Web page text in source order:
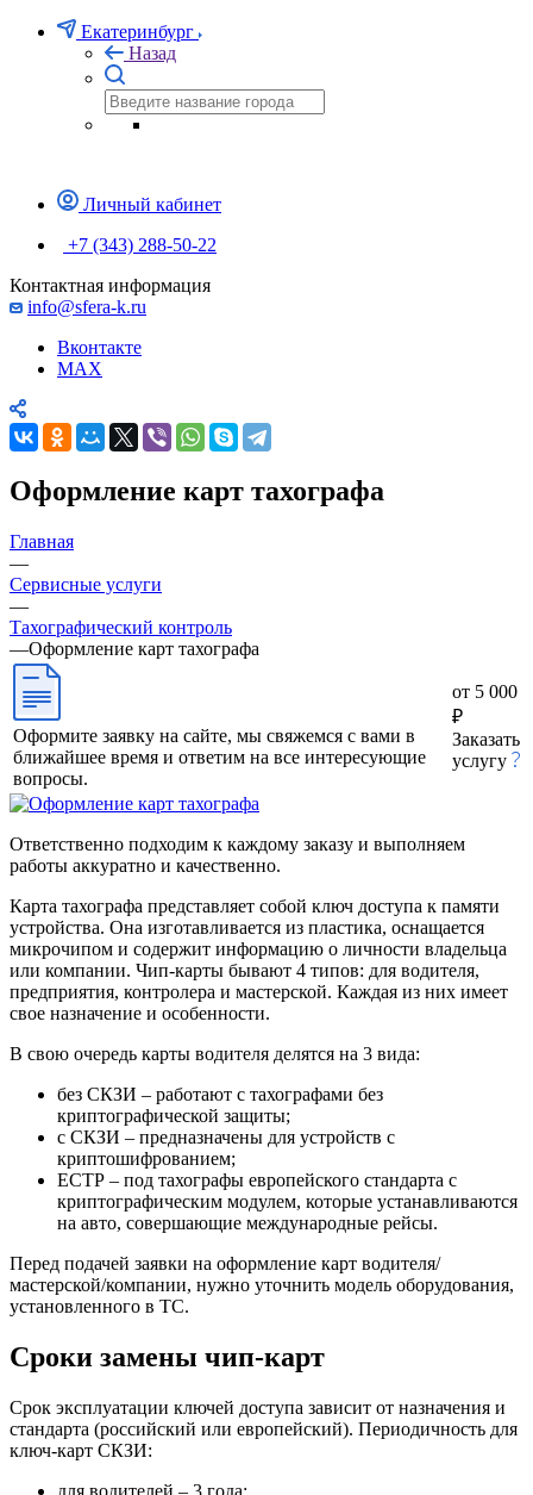
Екатеринбург
Назад
Личный кабинет
+7 (343) 288-50-22
Контактная информация
info@sfera-k.ru
Вконтакте
MAX
Оформление карт тахографа
Главная
—
Сервисные услуги
—
Тахографический контроль
—Оформление карт тахографа
Оформите заявку на сайте, мы свяжемся с вами в
ближайшее время и ответим на все интересующие
вопросы.
от 5 000
₽
Заказать
услугу
Ответственно подходим к каждому заказу и выполняем
работы аккуратно и качественно.
Карта тахографа представляет собой ключ доступа к памяти
устройства. Она изготавливается из пластика, оснащается
микрочипом и содержит информацию о личности владельца
или компании. Чип-карты бывают 4 типов: для водителя,
предприятия, контролера и мастерской. Каждая из них имеет
свое назначение и особенности.
В свою очередь карты водителя делятся на 3 вида:
без СКЗИ – работают с тахографами без
криптографической защиты;
с СКЗИ – предназначены для устройств с
криптошифрованием;
ЕСТР – под тахографы европейского стандарта с
криптографическим модулем, которые устанавливаются
на авто, совершающие международные рейсы.
Перед подачей заявки на оформление карт водителя/
мастерской/компании, нужно уточнить модель оборудования,
установленного в ТС.
Сроки замены чип-карт
Срок эксплуатации ключей доступа зависит от назначения и
стандарта (российский или европейский). Периодичность для
ключ-карт СКЗИ:
для водителей – 3 года;